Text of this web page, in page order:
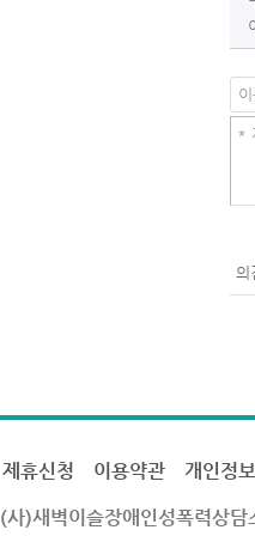
의
제휴신청 이용약관 개인정
(사)새벽이슬장애인성폭력상담